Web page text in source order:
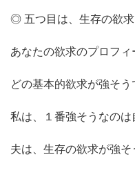
◎ 五つ目は、生存の欲求
あなたの欲求のプロフ
どの基本的欲求が強そう
私は、１番強そうなのは
夫は、生存の欲求が強そ